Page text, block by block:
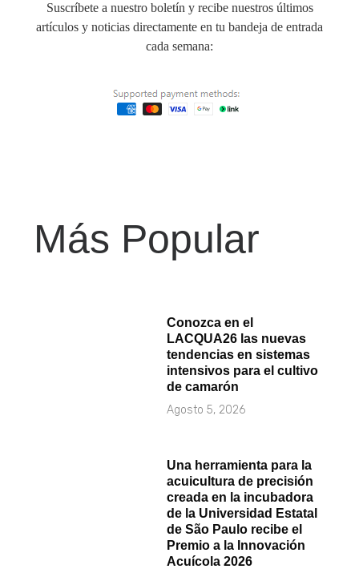
Suscríbete a nuestro boletín y recibe nuestros últimos
artículos y noticias directamente en tu bandeja de entrada
cada semana:
Más Popular
Conozca en el
LACQUA26 las nuevas
tendencias en sistemas
intensivos para el cultivo
de camarón
Agosto 5, 2026
Una herramienta para la
acuicultura de precisión
creada en la incubadora
de la Universidad Estatal
de São Paulo recibe el
Premio a la Innovación
Acuícola 2026